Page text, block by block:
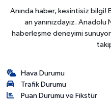
Anında haber, kesintisiz bilgi!
an yanınızdayız. Anadolu
haberleşme deneyimi
Hava Durumu
Trafik Durumu
Puan Durumu ve Fikstür